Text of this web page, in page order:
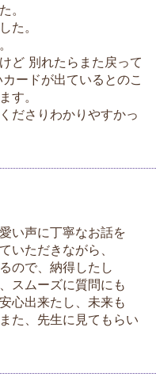
。
た。
ど 別れたらまた戻って
ードが出ているとのこ
す。
ださりわかりやすかっ
い声に丁寧なお話を
いただきながら、
ので、納得したし
スムーズに質問にも
心出来たし、未来も
た、先生に見てもらい